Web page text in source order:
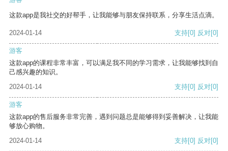
这款app是我社交的好帮手，让我能够与朋友保持联系，分享生活点滴。
2024-01-14 支持[0] 反对[0]
游客
这款app的课程非常丰富，可以满足我不同的学习需求，让我能够找到自
己感兴趣的知识。
2024-01-14
支持[0] 反对[0]
游客
这款app的售后服务非常完善，遇到问题总是能够得到妥善解决，让我能
够放心购物。
2024-01-14
支持[0] 反对[0]